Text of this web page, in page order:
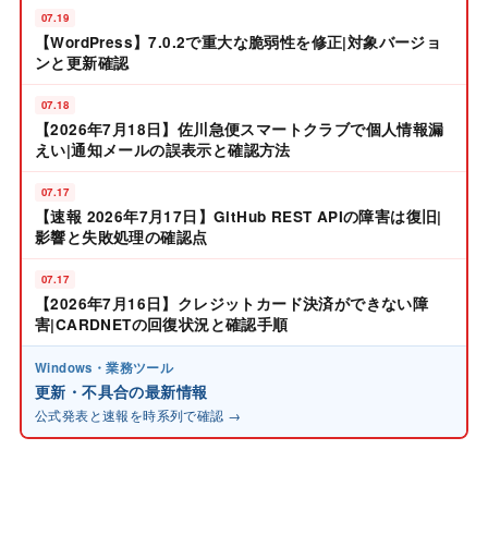
07.19
【WordPress】7.0.2で重大な脆弱性を修正|対象バージョ
ンと更新確認
07.18
【2026年7月18日】佐川急便スマートクラブで個人情報漏
えい|通知メールの誤表示と確認方法
07.17
【速報 2026年7月17日】GitHub REST APIの障害は復旧|
影響と失敗処理の確認点
07.17
【2026年7月16日】クレジットカード決済ができない障
害|CARDNETの回復状況と確認手順
Windows・業務ツール
更新・不具合の最新情報
公式発表と速報を時系列で確認 →